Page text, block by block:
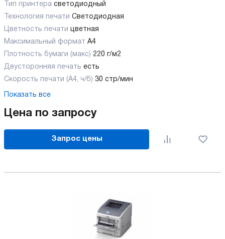
Тип принтера светодиодный
Технология печати Светодиодная
Цветность печати цветная
Максимальный формат А4
Плотность бумаги (макс) 220 г/м2
Двусторонняя печать есть
Скорость печати (А4, ч/б) 30 стр/мин
Показать все
Цена по запросу
Запрос цены